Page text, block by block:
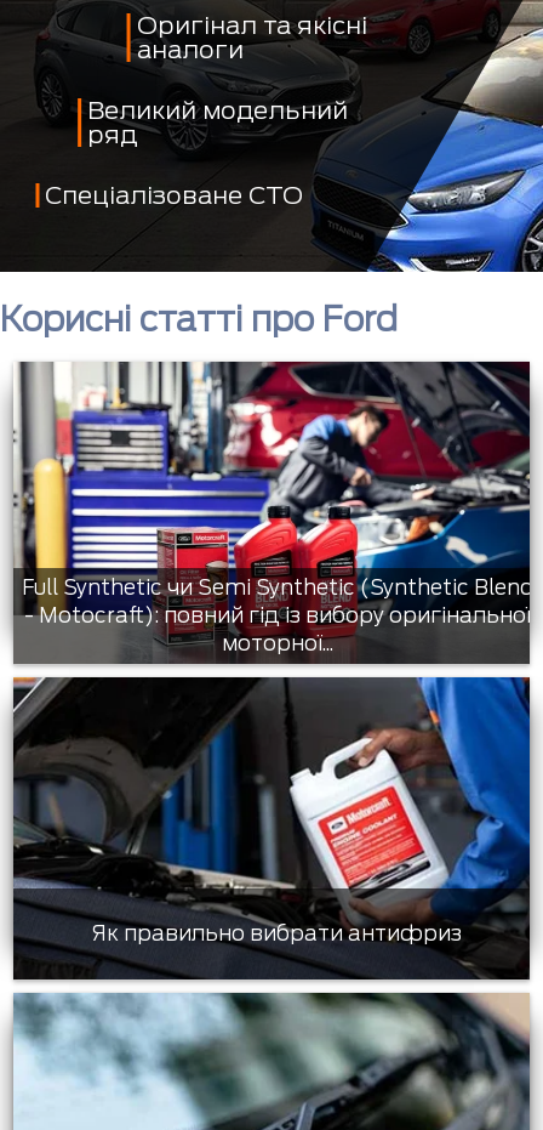
Оригінал та якісні
аналоги
Великий модельний
ряд
Спеціалізоване СТО
Корисні статті про Ford
Full Synthetic чи Semi Synthetic (Synthetic Blend
- Motocraft): повний гід із вибору оригінальної
моторної...
Як правильно вибрати антифриз